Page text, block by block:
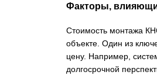
Факторы,
Стоимость монтажа
объекте. Один из
цену. Например,
долгосрочной